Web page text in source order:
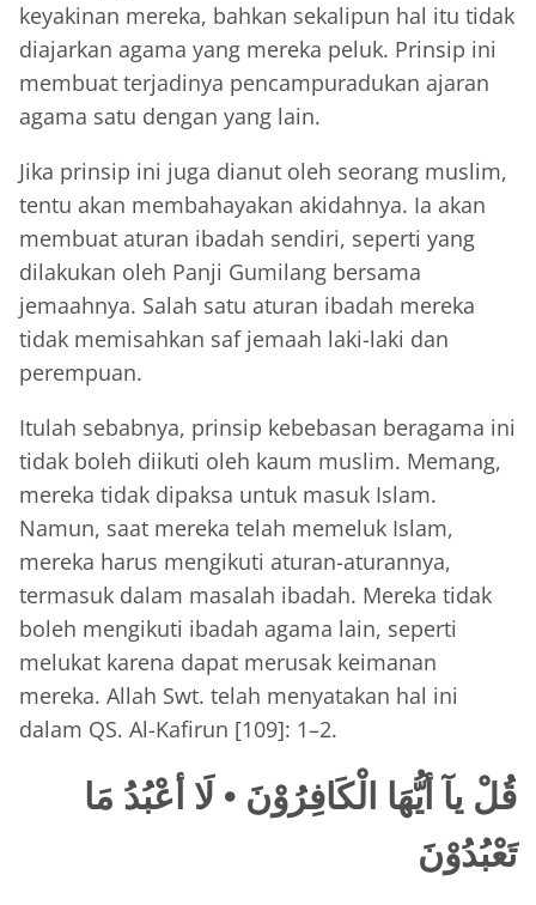
keyakinan mereka, bahkan sekalipun hal itu tidak
diajarkan agama yang mereka peluk. Prinsip ini
membuat terjadinya pencampuradukan ajaran
agama satu dengan yang lain.
Jika prinsip ini juga dianut oleh seorang muslim,
tentu akan membahayakan akidahnya. Ia akan
membuat aturan ibadah sendiri, seperti yang
dilakukan oleh Panji Gumilang bersama
jemaahnya. Salah satu aturan ibadah mereka
tidak memisahkan saf jemaah laki-laki dan
perempuan.
Itulah sebabnya, prinsip kebebasan beragama ini
tidak boleh diikuti oleh kaum muslim. Memang,
mereka tidak dipaksa untuk masuk Islam.
Namun, saat mereka telah memeluk Islam,
mereka harus mengikuti aturan-aturannya,
termasuk dalam masalah ibadah. Mereka tidak
boleh mengikuti ibadah agama lain, seperti
melukat karena dapat merusak keimanan
mereka. Allah Swt. telah menyatakan hal ini
dalam QS. Al-Kafirun [109]: 1–2.
قُلْ يآ أيُّهَا الْكَافِرُوْنَ • لَا أعْبُدُ مَا
تَعْبُدُوْنَ